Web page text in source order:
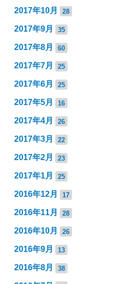
2017年10月 28
2017年9月 35
2017年8月 60
2017年7月 25
2017年6月 25
2017年5月 16
2017年4月 26
2017年3月 22
2017年2月 23
2017年1月 25
2016年12月 17
2016年11月 28
2016年10月 26
2016年9月 13
2016年8月 38